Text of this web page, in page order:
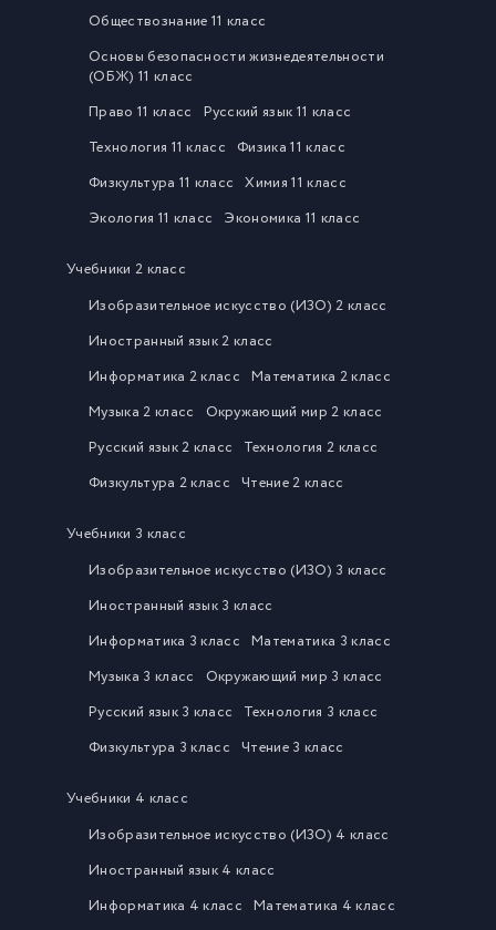
Обществознание 11 класс
Основы безопасности жизнедеятельности
(ОБЖ) 11 класс
Право 11 класс
Русский язык 11 класс
Технология 11 класс
Физика 11 класс
Физкультура 11 класс
Химия 11 класс
Экология 11 класс
Экономика 11 класс
Учебники 2 класс
Изобразительное искусство (ИЗО) 2 класс
Иностранный язык 2 класс
Информатика 2 класс
Математика 2 класс
Музыка 2 класс
Окружающий мир 2 класс
Русский язык 2 класс
Технология 2 класс
Физкультура 2 класс
Чтение 2 класс
Учебники 3 класс
Изобразительное искусство (ИЗО) 3 класс
Иностранный язык 3 класс
Информатика 3 класс
Математика 3 класс
Музыка 3 класс
Окружающий мир 3 класс
Русский язык 3 класс
Технология 3 класс
Физкультура 3 класс
Чтение 3 класс
Учебники 4 класс
Изобразительное искусство (ИЗО) 4 класс
Иностранный язык 4 класс
Информатика 4 класс
Математика 4 класс